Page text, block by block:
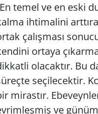
temel ve en eski
ihtimalini
çalışması
ortaya
olacaktır. Bu
seçilecektir.
mirastır.
ve